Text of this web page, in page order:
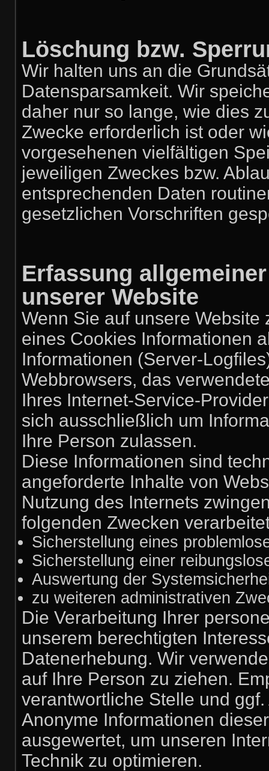
Löschung bzw.
Wir halten uns an die
Datensparsamkeit. Wir
daher nur so lange, wie dies
Zwecke erforderlich ist oder
vorgesehenen vielfältigen
jeweiligen Zweckes bzw.
entsprechenden Daten
gesetzlichen Vorschriften
Erfassung
unserer Website
Wenn Sie auf unsere
eines Cookies Informationen
Informationen (Server-
Webbrowsers, das
Ihres Internet-Service-
sich ausschließlich um
Ihre Person zulassen.
Diese Informationen sind
angeforderte Inhalte von
Nutzung des Internets
folgenden Zwecken
Sicherstellung eines
Sicherstellung einer
Auswertung der
zu weiteren administrativen
Die Verarbeitung Ihrer
unserem berechtigten
Datenerhebung. Wir
auf Ihre Person zu ziehen.
verantwortliche Stelle und
Anonyme Informationen
ausgewertet, um unseren
Technik zu optimieren.